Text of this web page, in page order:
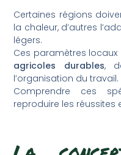
Certaines régions
la chaleur, d’autres
légers.
Ces paramètres locaux
agricoles durables,
l’organisation du travail.
Comprendre ces
reproduire les réussites